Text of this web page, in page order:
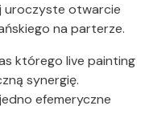
uroczyste otwarcie
na parterze.
którego live painting
synergię.
efemeryczne